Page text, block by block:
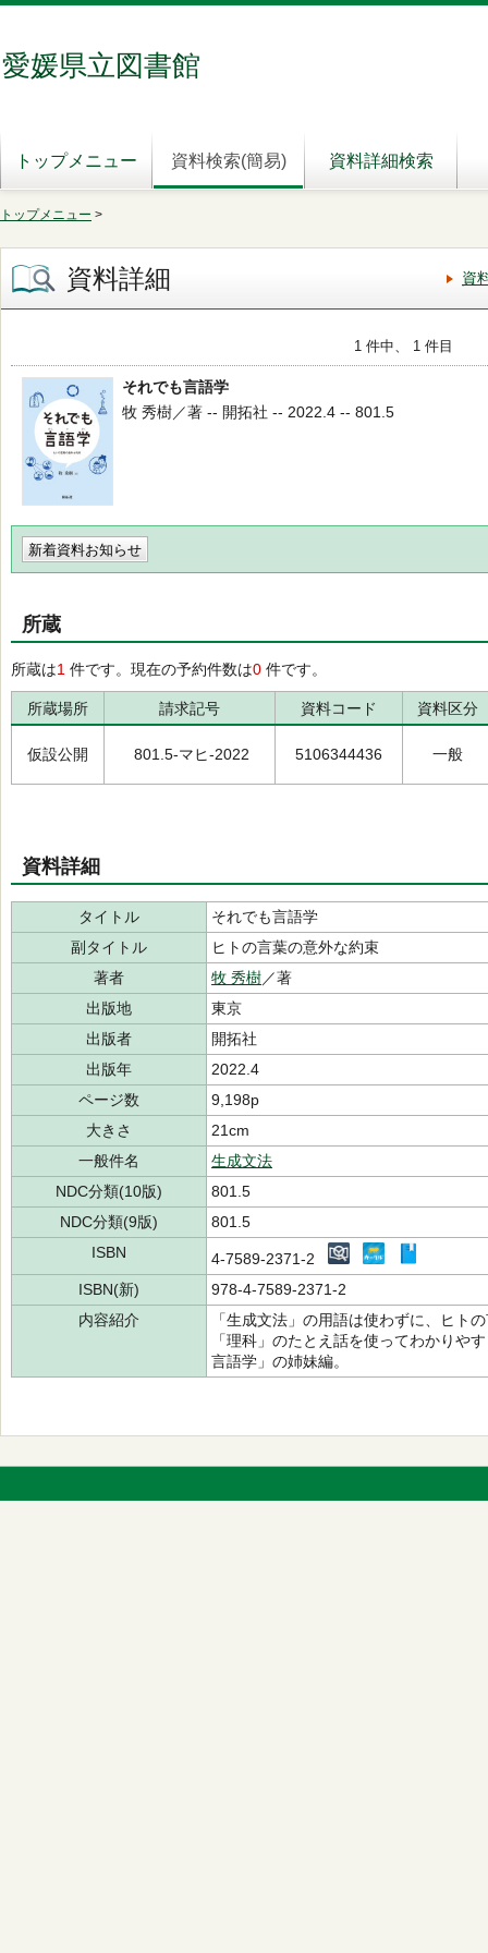
愛媛県立図書館
トップメニュー 資料検索(簡易) 資料詳細検索
トップメニュー >
資料詳細 資
1 件中、 1 件目
それでも言語学
牧 秀樹／著 -- 開拓社 -- 2022.4 -- 801.5
新着資料お知らせ
所蔵
所蔵は1 件です。現在の予約件数は0 件です。
所蔵場所 請求記号 資料コード 資料区分
仮設公開 801.5-マヒ-2022 5106344436 一般
資料詳細
タイトル
それでも言語学
副タイトル
ヒトの言葉の意外な約束
著者
牧 秀樹／著
出版地
東京
出版者
開拓社
出版年
2022.4
ページ数
9,198p
大きさ
21cm
一般件名
生成文法
NDC分類(10版)
801.5
NDC分類(9版)
801.5
ISBN
4-7589-2371-2
ISBN(新)
978-4-7589-2371-2
内容紹介
「生成文法」の用語は使わずに、ヒト
「理科」のたとえ話を使ってわかりや
言語学」の姉妹編。